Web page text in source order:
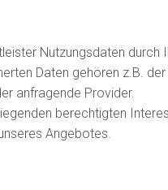
Nutzungsdaten durch
Daten gehören z.B.
anfragende Provider.
berechtigten
Angebotes.